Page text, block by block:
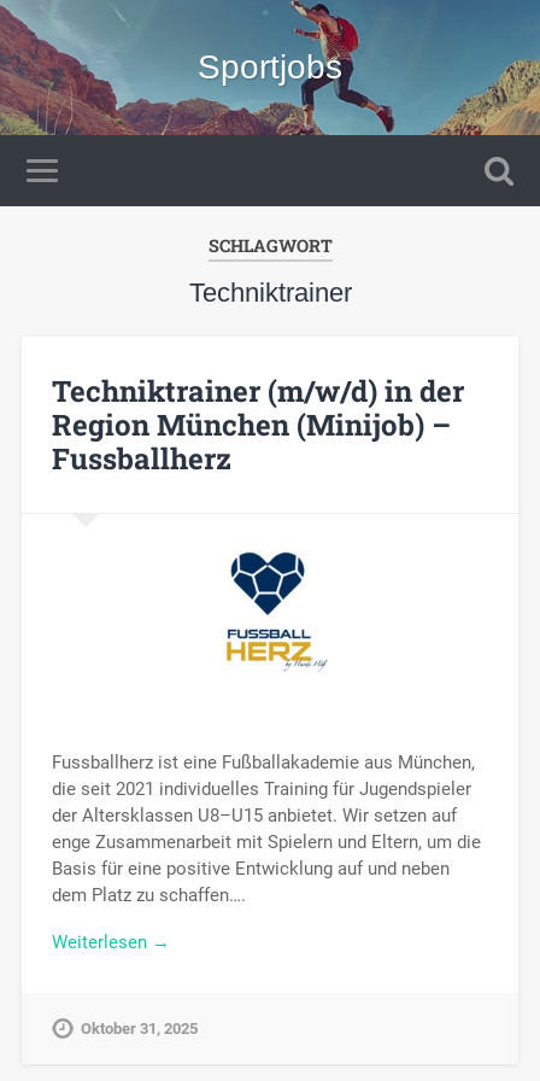
Sportjobs
SCHLAGWORT
Techniktrainer
Techniktrainer (m/w/d) in der
Region München (Minijob) –
Fussballherz
Fussballherz ist eine Fußballakademie aus München,
die seit 2021 individuelles Training für Jugendspieler
der Altersklassen U8–U15 anbietet. Wir setzen auf
enge Zusammenarbeit mit Spielern und Eltern, um die
Basis für eine positive Entwicklung auf und neben
dem Platz zu schaffen….
Weiterlesen →
Oktober 31, 2025